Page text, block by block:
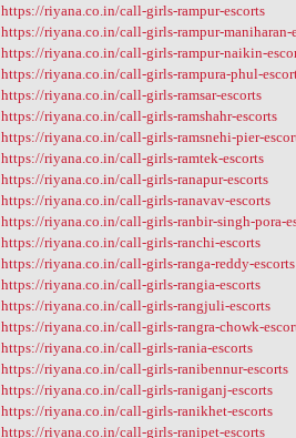
https://riyana.co.in/call-girls-rampur-escorts
https://riyana.co.in/call-girls-rampur-maniharan-
https://riyana.co.in/call-girls-rampur-naikin-
https://riyana.co.in/call-girls-rampura-phul-
https://riyana.co.in/call-girls-ramsar-escorts
https://riyana.co.in/call-girls-ramshahr-escorts
https://riyana.co.in/call-girls-ramsnehi-pier-
https://riyana.co.in/call-girls-ramtek-escorts
https://riyana.co.in/call-girls-ranapur-escorts
https://riyana.co.in/call-girls-ranavav-escorts
https://riyana.co.in/call-girls-ranbir-singh-pora-
https://riyana.co.in/call-girls-ranchi-escorts
https://riyana.co.in/call-girls-ranga-reddy-escorts
https://riyana.co.in/call-girls-rangia-escorts
https://riyana.co.in/call-girls-rangjuli-escorts
https://riyana.co.in/call-girls-rangra-chowk-
https://riyana.co.in/call-girls-rania-escorts
https://riyana.co.in/call-girls-ranibennur-escorts
https://riyana.co.in/call-girls-raniganj-escorts
https://riyana.co.in/call-girls-ranikhet-escorts
https://riyana.co.in/call-girls-ranipet-escorts